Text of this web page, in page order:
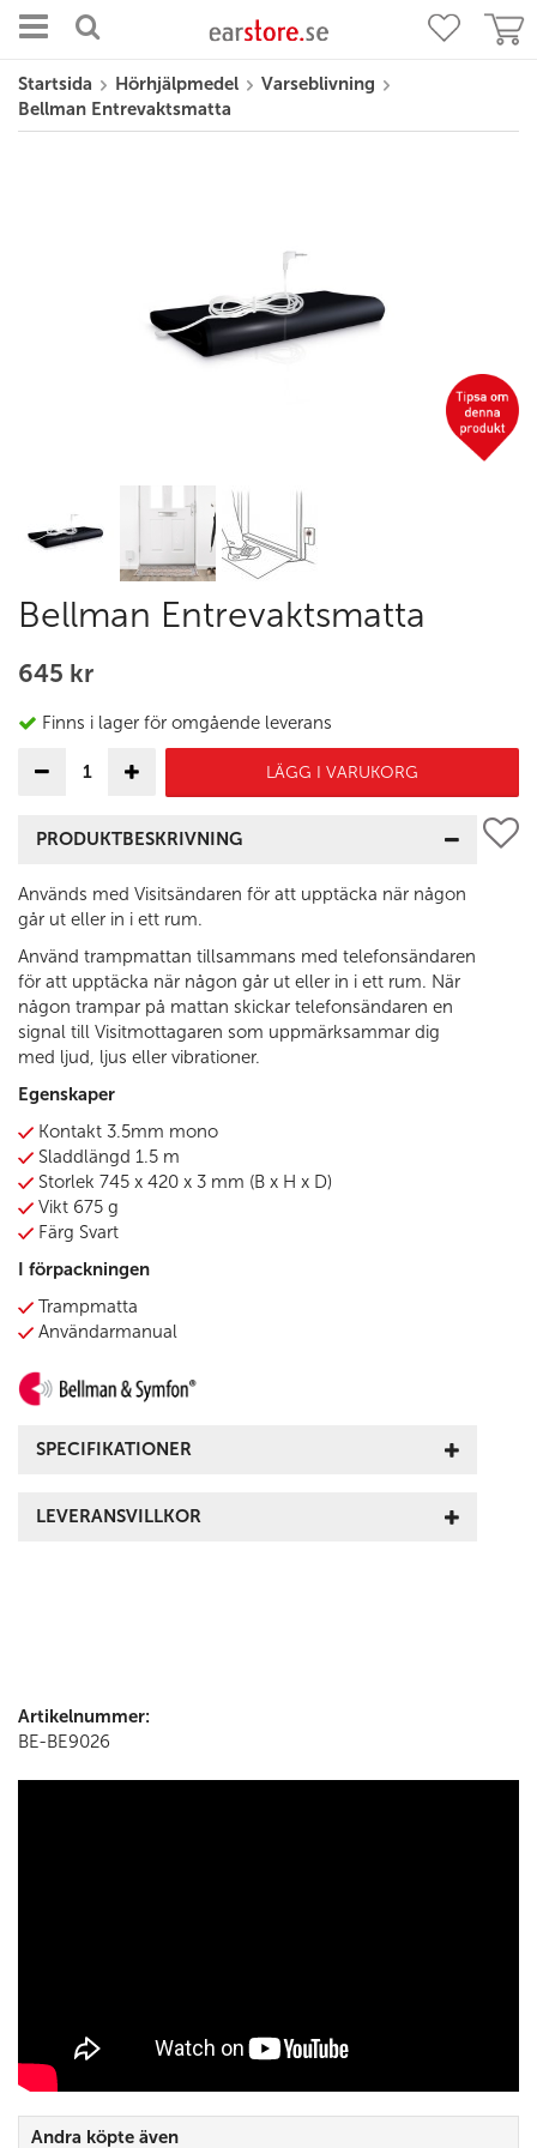
Startsida Hörhjälpmedel
Varseblivning
Bellman Entrevaktsmatta
Bellman Entrevaktsmatta
645 kr
Finns i lager för omgående leverans
LÄGG I VARUKORG
PRODUKTBESKRIVNING
Används med Visitsändaren för att upptäcka när någon
går ut eller in i ett rum.
Använd trampmattan tillsammans med telefonsändaren
för att upptäcka när någon går ut eller in i ett rum. När
någon trampar på mattan skickar telefonsändaren en
signal till Visitmottagaren som uppmärksammar dig
med ljud, ljus eller vibrationer.
Egenskaper
Kontakt 3.5mm mono
Sladdlängd 1.5 m
Storlek 745 x 420 x 3 mm (B x H x D)
Vikt 675 g
Färg Svart
I förpackningen
Trampmatta
Användarmanual
SPECIFIKATIONER
LEVERANSVILLKOR
Artikelnummer:
BE-BE9026
Andra köpte även